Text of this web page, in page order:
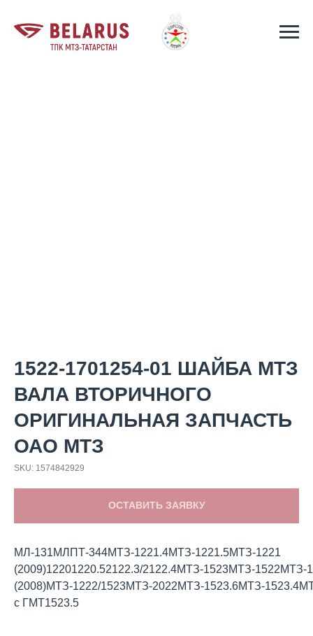
1522-1701254-01 ШАЙБА МТЗ
ВАЛА ВТОРИЧНОГО
ОРИГИНАЛЬНАЯ ЗАПЧАСТЬ
ОАО МТЗ
SKU: 1574842929
ОСТАВИТЬ ЗАЯВКУ
МЛ-131МЛПТ-344МТЗ-1221.4МТЗ-1221.5МТЗ-1221
(2009)12201220.52122.3/2122.4МТЗ-1523МТЗ-1522МТЗ-
(2008)МТЗ-1222/1523МТЗ-2022МТЗ-1523.6МТЗ-
с ГМТ1523.5